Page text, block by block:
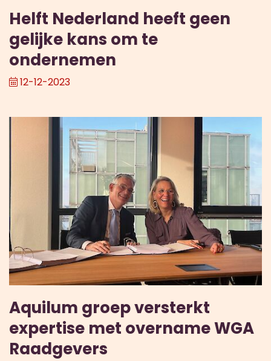
Helft Nederland heeft geen
gelijke kans om te
ondernemen
12-12-2023
Aquilum groep versterkt
expertise met overname WGA
Raadgevers